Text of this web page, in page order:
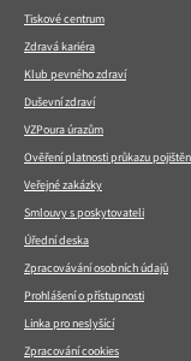
Tiskové centrum
Zdravá kariéra
Klub pevného zdraví
Duševní zdraví
VZPoura úrazům
Ověření platnosti průkazu
Veřejné zakázky
Smlouvy s poskytovateli
Úřední deska
Zpracovávání osobních údajů
Prohlášení o přístupnosti
Linka pro neslyšící
Zpracování cookies